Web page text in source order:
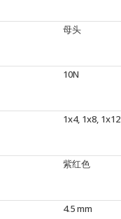
母头
10N
1x4, 1x8, 1x12
紫红色
4.5 mm